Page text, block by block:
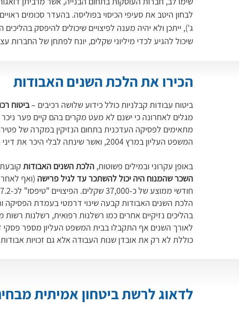
לבחון היטב את סעיפי הכיסוי בפוליסה. בהעדר סכומים
ג'), ייתכן ולא יהיה מענה לפיצויים שיכולים להיפסק
שיכול להגיע לכדי מיליוני שקלים, יונח לפתחן של החברות
הכירו את הלכת השנים האבודות
ביטוח עבודות קבלניות כולל כידוע שלושה רכיבים –ביטוח
מגלים לאחרונה כי ישנם לא מעט מקרים בהם קיים פער ניכר
מתאימים לפסיקה העדכנית בתחום הנזיקין במקרה של
המשפט העליון במרץ 2004, ואשר שינתה לבלי היכר את דיני הפיצויים בגין תביעות נזיקין. בכללן כמובן תביעות ביטוח.
באופן עקרוני ובמילים פשוטות,הלכת השנים האבודות
השכר שהמנוח היה יכול להשתכר עד לגיל פרישה (ואף
חודשי ממוצע של כ-37,000 שקלים. הפיצויים "טיפסו" לכ-7.2 מיליון שקלים בשל אובדן כ-16 שנות עבודה "בלבד" בשכר זה (עד גיל פרישה - 67).
הלכת השנים האבודות קבעה שינוי דרמטי בעמדת הפסיקה
בהליכים נזיקיים אחרים כמו רשלנות רפואית, רשלנות רשות
כוללת לא רק את אובדן שנות העבודה אלא גם זכויות אבודות
לדאוג לרשת ביטחון אמיתית